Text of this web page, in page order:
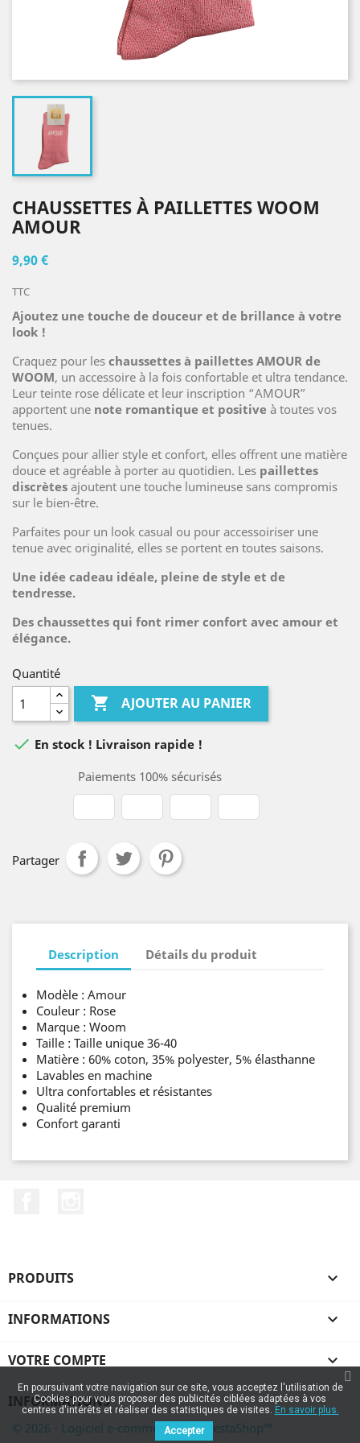
CHAUSSETTES À PAILLETTES WOOM
AMOUR
9,90 €
TTC
Ajoutez une touche de douceur et de brillance à votre
look !
Craquez pour les chaussettes à paillettes AMOUR de
WOOM, un accessoire à la fois confortable et ultra tendance.
Leur teinte rose délicate et leur inscription “AMOUR”
apportent une note romantique et positive à toutes vos
tenues.
Conçues pour allier style et confort, elles offrent une matière
douce et agréable à porter au quotidien. Les paillettes
discrètes ajoutent une touche lumineuse sans compromis
sur le bien-être.
Parfaites pour un look casual ou pour accessoiriser une
tenue avec originalité, elles se portent en toutes saisons.
Une idée cadeau idéale, pleine de style et de
tendresse.
Des chaussettes qui font rimer confort avec amour et
élégance.
Quantité
 AJOUTER AU PANIER
 En stock ! Livraison rapide !
Paiements 100% sécurisés
Partager
Description Détails du produit
Modèle : Amour
Couleur : Rose
Marque : Woom
Taille : Taille unique 36-40
Matière : 60% coton, 35% polyester, 5% élasthanne
Lavables en machine
Ultra confortables et résistantes
Qualité premium
Confort garanti
PRODUITS 
INFORMATIONS 
VOTRE COMPTE 
INFORMATIONS
© 2026 - Logiciel e-commerce par PrestaShop™
En poursuivant votre navigation sur ce site, vous acceptez l'utilisation de
Cookies pour vous proposer des publicités ciblées adaptées à vos
centres d'intérêts et réaliser des statistiques de visites. En savoir plus.
Accepter